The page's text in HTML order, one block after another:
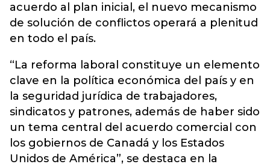
acuerdo al plan inicial, el nuevo mecanismo
de solución de conflictos operará a plenitud
en todo el país.
“La reforma laboral constituye un elemento
clave en la política económica del país y en
la seguridad jurídica de trabajadores,
sindicatos y patrones, además de haber sido
un tema central del acuerdo comercial con
los gobiernos de Canadá y los Estados
Unidos de América”, se destaca en la